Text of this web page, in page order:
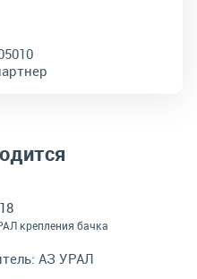
крепления бачка
АЗ УРАЛ